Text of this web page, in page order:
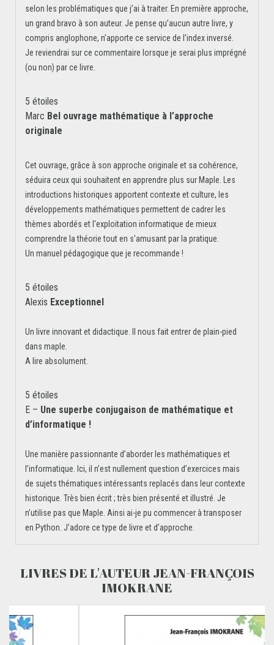
selon les problématiques que j’ai à traiter. En première approche,
un grand bravo à son auteur. Je pense qu’aucun autre livre, y
compris anglophone, n’apporte ce service de l’index inversé.
Je reviendrai sur ce commentaire lorsque je serai plus imprégné
(ou non) par ce livre.
5 étoiles
Marc Bel ouvrage mathématique à l’approche
originale
Cet ouvrage, grâce à son approche originale et sa cohérence,
séduira ceux qui souhaitent en apprendre plus sur Maple. Les
introductions historiques apportent contexte et culture, les
développements mathématiques permettent de cadrer les
thèmes abordés et l'exploitation informatique de mieux
comprendre la théorie tout en s'amusant par la pratique.
Un manuel pédagogique que je recommande !
5 étoiles
Alexis Exceptionnel
Un livre innovant et didactique. Il nous fait entrer de plain-pied
dans maple.
A lire absolument.
5 étoiles
E – Une superbe conjugaison de mathématique et
d’informatique !
Une manière passionnante d’aborder les mathématiques et
l’informatique. Ici, il n’est nullement question d’exercices mais
de sujets thématiques intéressants replacés dans leur contexte
historique. Très bien écrit ; très bien présenté et illustré. Je
n’utilise pas que Maple. Ainsi ai-je pu commencer à transposer
en Python. J’adore ce type de livre et d’approche.
LIVRES DE L'AUTEUR JEAN-FRANÇOIS
IMOKRANE